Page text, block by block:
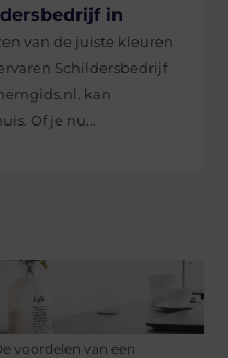
voordelen van een
in
van de juiste kleuren
Schildersbedrijf
kan
Of je nu...